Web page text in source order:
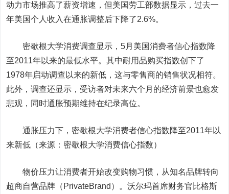
动力市场推高了薪资增速，但美国劳工部数据显示，过去一
年美国个人收入在通胀调整后下降了2.6%。
密歇根大学消费调查显示，5月美国消费者信心指数降
至2011年以来的最低水平。其中耐用品购买指数创下了
1978年启动调查以来的新低，这与零售商的销售状况相符。
此外，调查还显示，受访者对未来六个月的经济前景也愈发
悲观，同时通胀预期维持在纪录高位。
通胀压力下，密歇根大学消费者信心指数降至2011年以
来新低（来源：密歇根大学消费信心指数）
物价压力让消费者开始改变购物习惯，从知名品牌转向
超商自营品牌（PrivateBrand）。沃尔玛首席财务官比格斯